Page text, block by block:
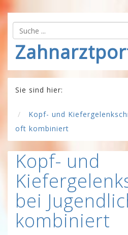
Sie sind hier:
Kopf- und
oft kombiniert
Kopf- und
bei
kombiniert